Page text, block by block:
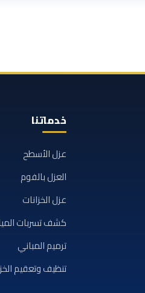
خدماتنا
عزل الأسطح
العزل بالفوم
عزل الخزانات
كشف تسربات
ترميم المباني
تنظيف وتعقيم